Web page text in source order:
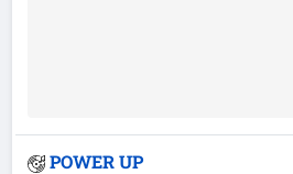
POWER UP